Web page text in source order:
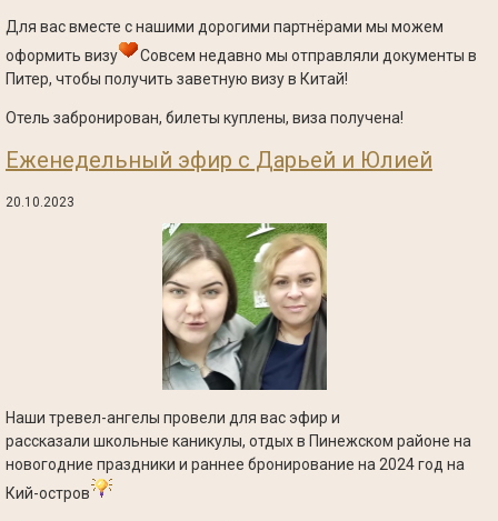
Для вас вместе с нашими дорогими партнёрами мы можем
оформить визу
Совсем недавно мы отправляли документы в
Питер, чтобы получить заветную визу в Китай!
Отель забронирован, билеты куплены, виза получена!
Еженедельный эфир с Дарьей и Юлией
20.10.2023
Н​аши тревел-ангелы провели для вас эфир и
рассказали школьные каникулы, отдых в Пинежском районе на
новогодние праздники и раннее бронирование на 2024 год на
Кий-остров